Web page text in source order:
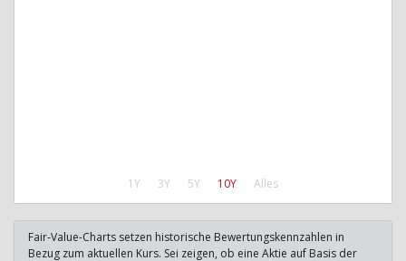
1Y 3Y 5Y 10Y Alles
Fair-Value-Charts setzen historische Bewertungskennzahlen in
Bezug zum aktuellen Kurs. Sei zeigen, ob eine Aktie auf Basis der